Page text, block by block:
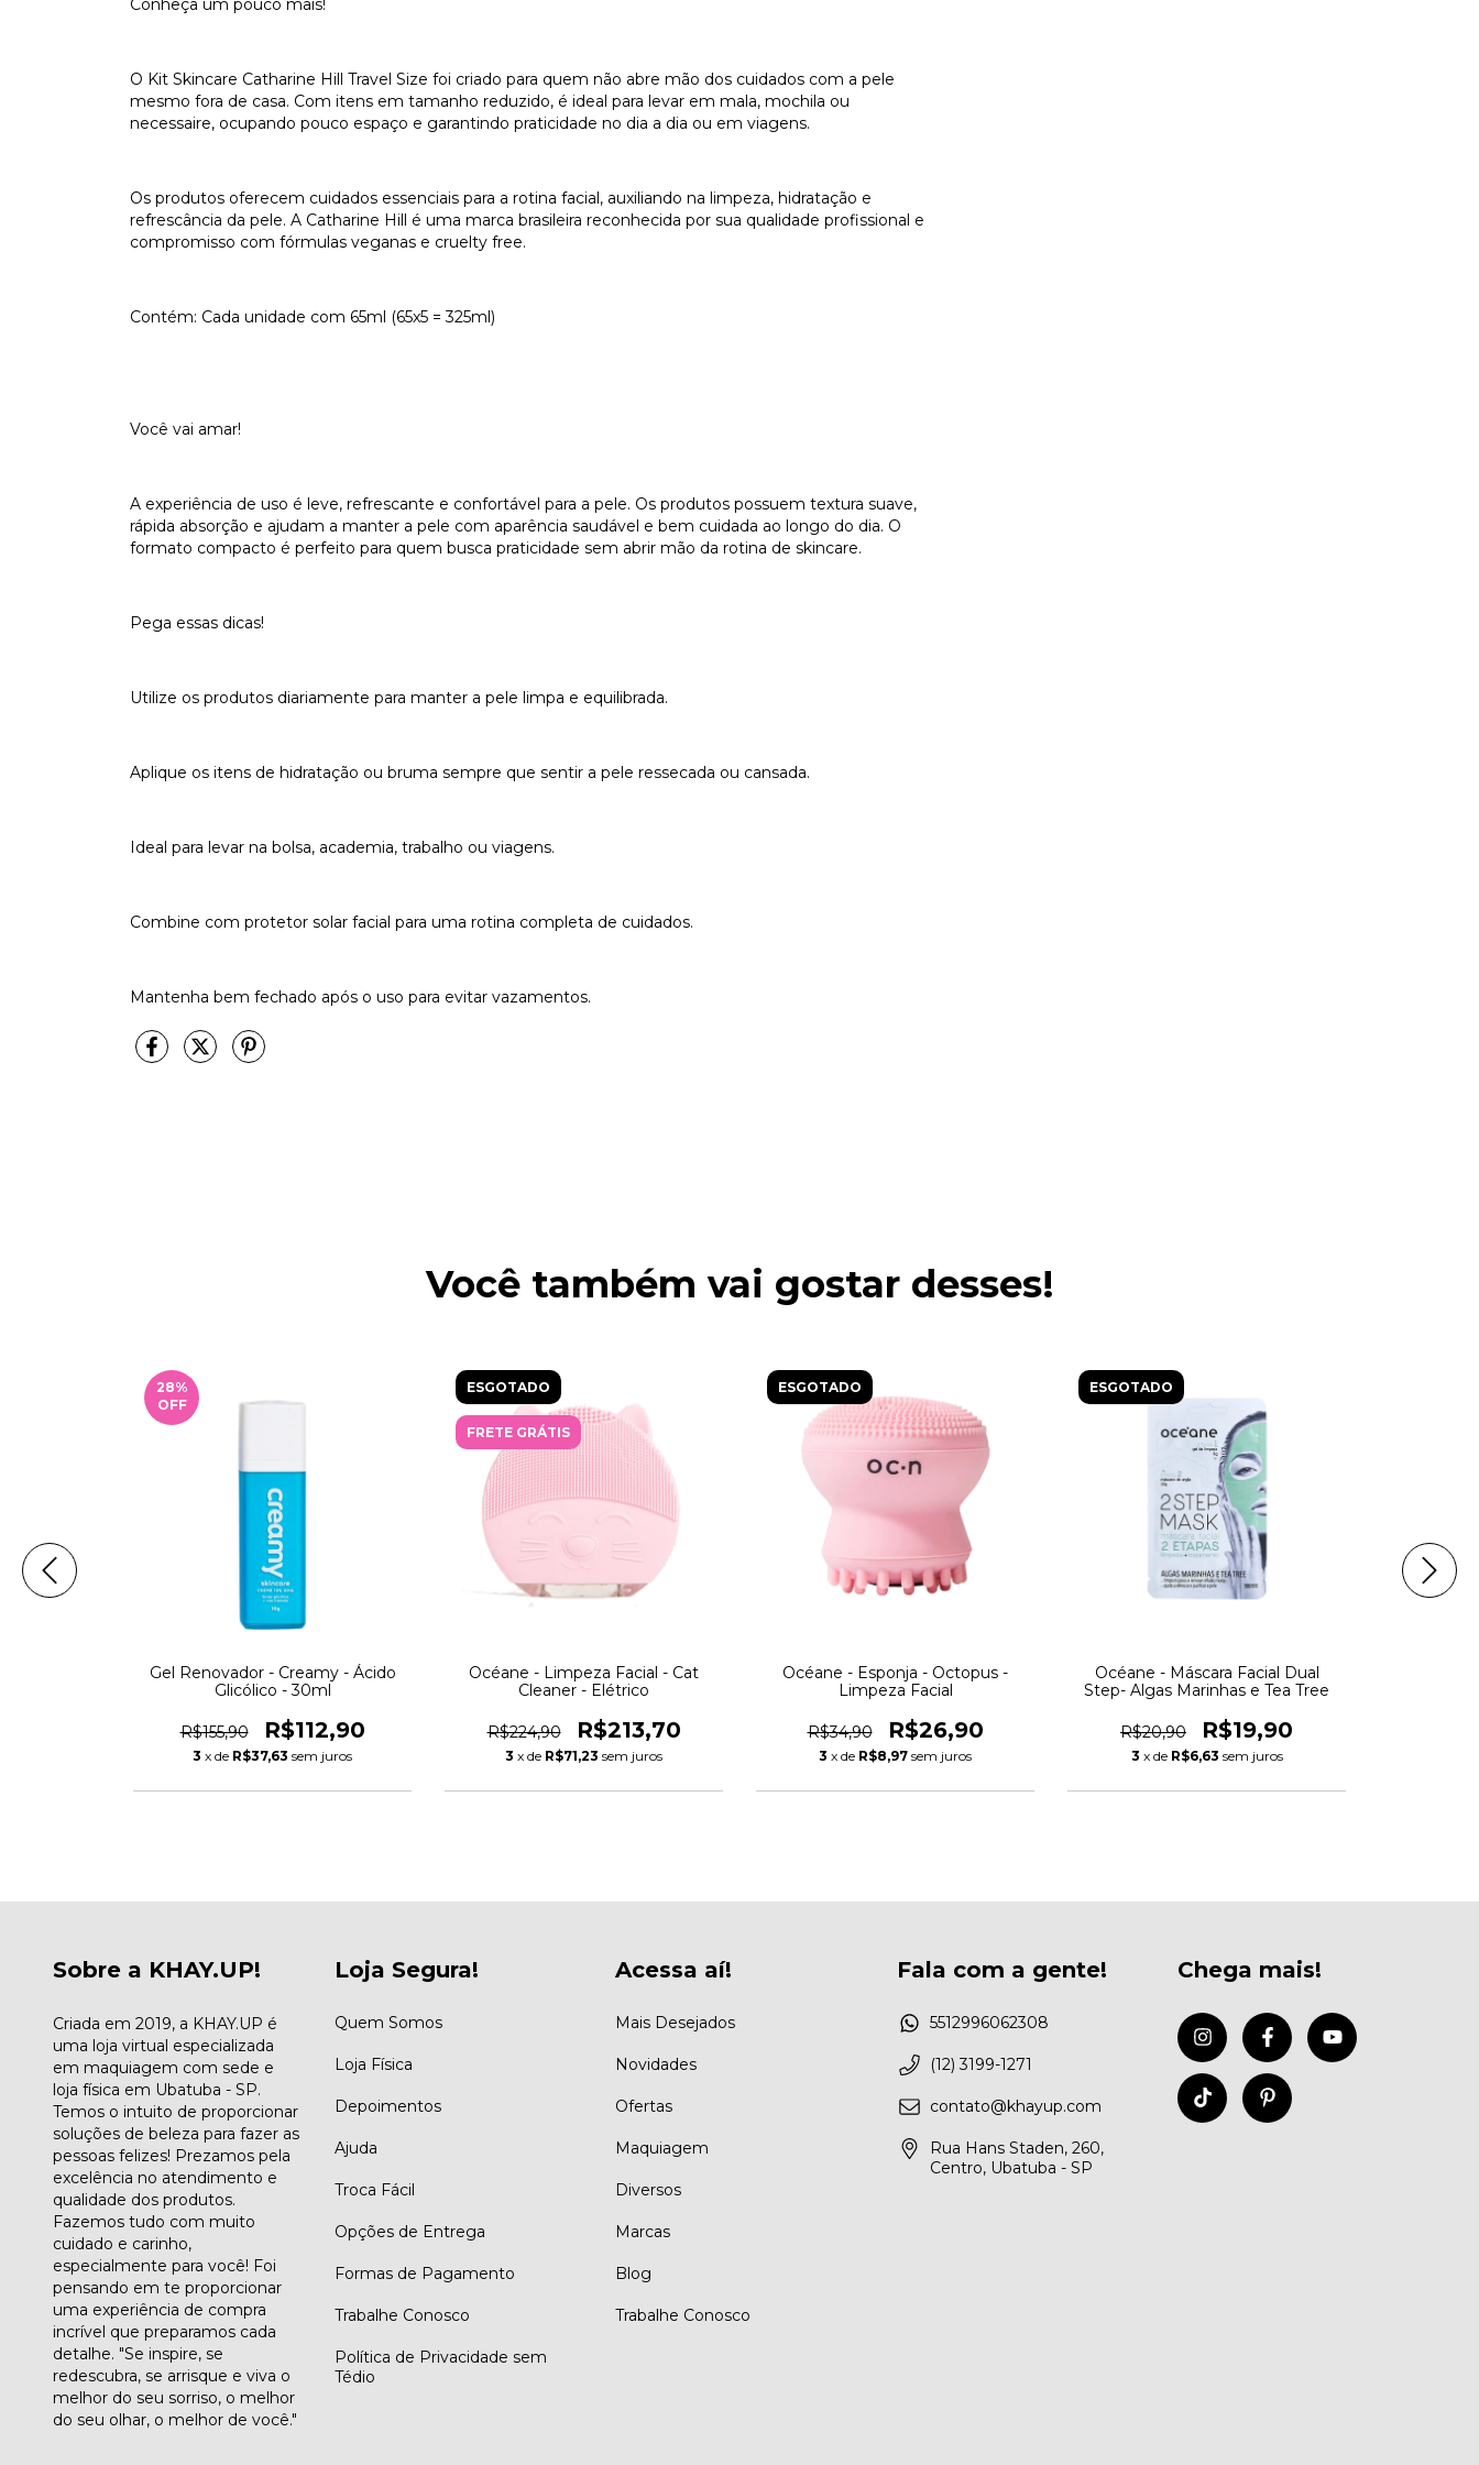
Conheça um pouco mais!
O Kit Skincare Catharine Hill Travel Size foi criado para quem não abre mão dos cuidados com a pele
mesmo fora de casa. Com itens em tamanho reduzido, é ideal para levar em mala, mochila ou
necessaire, ocupando pouco espaço e garantindo praticidade no dia a dia ou em viagens.
Os produtos oferecem cuidados essenciais para a rotina facial, auxiliando na limpeza, hidratação e
refrescância da pele. A Catharine Hill é uma marca brasileira reconhecida por sua qualidade profissional e
compromisso com fórmulas veganas e cruelty free.
Contém: Cada unidade com 65ml (65x5 = 325ml)
Você vai amar!
A experiência de uso é leve, refrescante e confortável para a pele. Os produtos possuem textura suave,
rápida absorção e ajudam a manter a pele com aparência saudável e bem cuidada ao longo do dia. O
formato compacto é perfeito para quem busca praticidade sem abrir mão da rotina de skincare.
Pega essas dicas!
Utilize os produtos diariamente para manter a pele limpa e equilibrada.
Aplique os itens de hidratação ou bruma sempre que sentir a pele ressecada ou cansada.
Ideal para levar na bolsa, academia, trabalho ou viagens.
Combine com protetor solar facial para uma rotina completa de cuidados.
Mantenha bem fechado após o uso para evitar vazamentos.
Você também vai gostar desses!
28%
OFF
Gel Renovador - Creamy - Ácido
Glicólico - 30ml
R$155,90 R$112,90
3 x de R$37,63 sem juros
ESGOTADO
FRETE GRÁTIS
Océane - Limpeza Facial - Cat
Cleaner - Elétrico
R$224,90 R$213,70
3 x de R$71,23 sem juros
ESGOTADO
Océane - Esponja - Octopus -
Limpeza Facial
R$34,90 R$26,90
3 x de R$8,97 sem juros
ESGOTADO
Océane - Máscara Facial Dual
Step- Algas Marinhas e Tea Tree
R$20,90 R$19,90
3 x de R$6,63 sem juros
Sobre a KHAY.UP!
Criada em 2019, a KHAY.UP é
uma loja virtual especializada
em maquiagem com sede e
loja física em Ubatuba - SP.
Temos o intuito de proporcionar
soluções de beleza para fazer as
pessoas felizes! Prezamos pela
excelência no atendimento e
qualidade dos produtos.
Fazemos tudo com muito
cuidado e carinho,
especialmente para você! Foi
pensando em te proporcionar
uma experiência de compra
incrível que preparamos cada
detalhe. "Se inspire, se
redescubra, se arrisque e viva o
melhor do seu sorriso, o melhor
do seu olhar, o melhor de você."
Loja Segura!
Quem Somos
Loja Física
Depoimentos
Ajuda
Troca Fácil
Opções de Entrega
Formas de Pagamento
Trabalhe Conosco
Política de Privacidade sem
Tédio
Acessa aí!
Mais Desejados
Novidades
Ofertas
Maquiagem
Diversos
Marcas
Blog
Trabalhe Conosco
Fala com a gente!
5512996062308
(12) 3199-1271
contato@khayup.com
Rua Hans Staden, 260,
Centro, Ubatuba - SP
Chega mais!